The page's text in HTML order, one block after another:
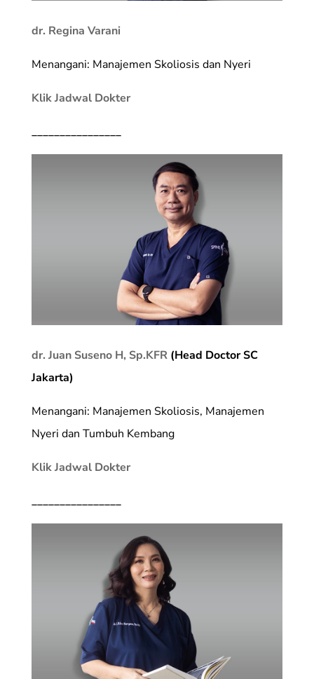
dr. Regina Varani
Menangani: Manajemen Skoliosis dan Nyeri
Klik Jadwal Dokter
________________
dr. Juan Suseno H, Sp.KFR(Head Doctor SC
Jakarta)
Menangani: Manajemen Skoliosis, Manajemen
Nyeri dan Tumbuh Kembang
Klik Jadwal Dokter
________________